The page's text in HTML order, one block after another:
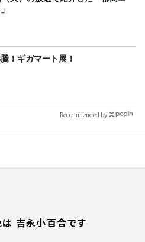
！ギガマート展！
Recommended by
吉永小百合です